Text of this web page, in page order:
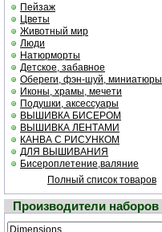
Пейзаж
Цветы
Животный мир
Люди
Натюрморты
Детское, забавное
Обереги, фэн-шуй, миниатюры
Иконы, храмы, мечети
Подушки, аксессуары
ВЫШИВКА БИСЕРОМ
ВЫШИВКА ЛЕНТАМИ
КАНВА С РИСУНКОМ
ДЛЯ ВЫШИВАНИЯ
Бисероплетение,валяние
Полный список товаров
Производители наборов